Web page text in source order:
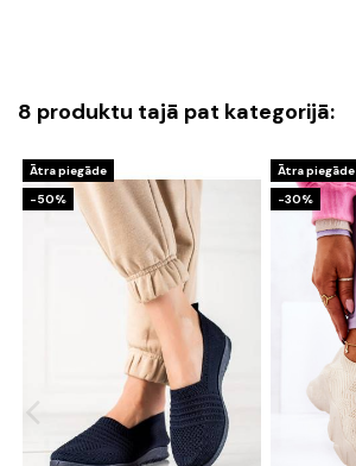
8 produktu tajā pat kategorijā:
Ātra piegāde
-50%
Ātra piegāde
-30%